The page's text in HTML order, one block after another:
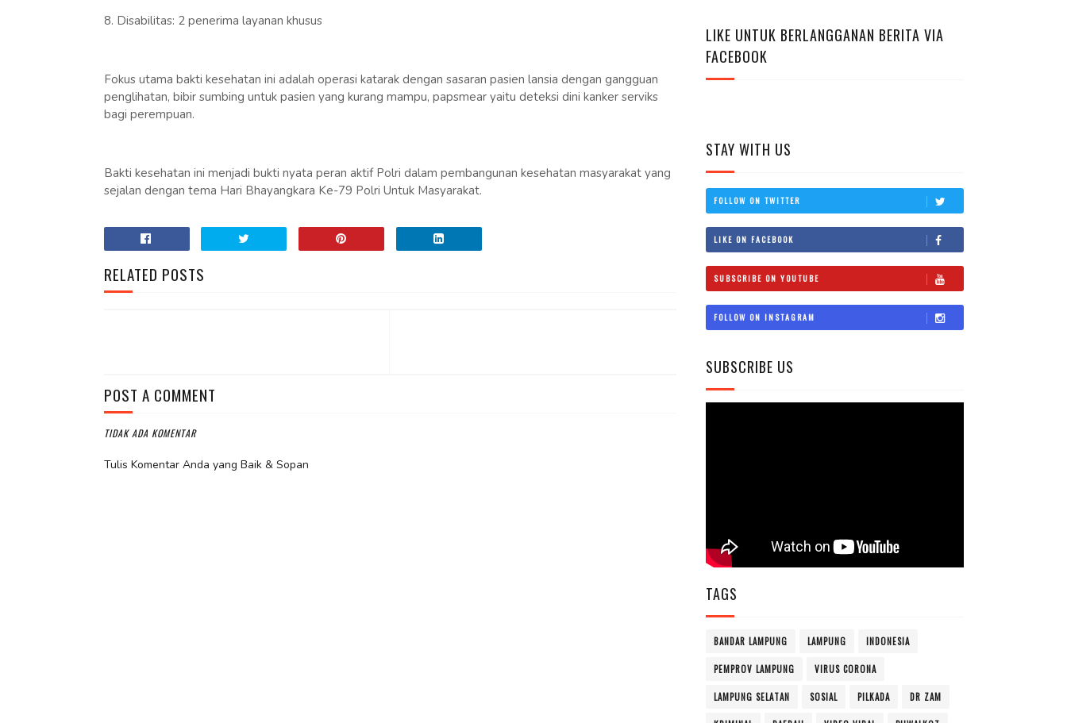
8. Disabilitas: 2 penerima layanan khusus
Fokus utama bakti kesehatan ini adalah operasi katarak dengan sasaran pasien lansia dengan gangguan
penglihatan, bibir sumbing untuk pasien yang kurang mampu, papsmear yaitu deteksi dini kanker serviks
bagi perempuan.
Bakti kesehatan ini menjadi bukti nyata peran aktif Polri dalam pembangunan kesehatan masyarakat yang
sejalan dengan tema Hari Bhayangkara Ke-79 Polri Untuk Masyarakat.
RELATED POSTS
POST A COMMENT
TIDAK ADA KOMENTAR
Tulis Komentar Anda yang Baik & Sopan
LIKE UNTUK BERLANGGANAN BERITA VIA
FACEBOOK
STAY WITH US
FOLLOW ON TWITTER
LIKE ON FACEBOOK
SUBSCRIBE ON YOUTUBE
FOLLOW ON INSTAGRAM
SUBSCRIBE US
TAGS
BANDAR LAMPUNG LAMPUNG INDONESIA
PEMPROV LAMPUNG VIRUS CORONA
LAMPUNG SELATAN SOSIAL PILKADA DR ZAM